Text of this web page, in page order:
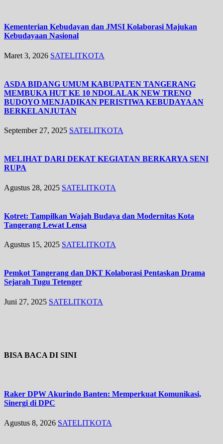
Kementerian Kebudayan dan JMSI Kolaborasi Majukan
Kebudayaan Nasional
Maret 3, 2026 SATELITKOTA
ASDA BIDANG UMUM KABUPATEN TANGERANG
MEMBUKA HUT KE 10 NDOLALAK NEW TRENO
BUDOYO MENJADIKAN PERISTIWA KEBUDAYAAN
BERKELANJUTAN
September 27, 2025 SATELITKOTA
MELIHAT DARI DEKAT KEGIATAN BERKARYA SENI
RUPA
Agustus 28, 2025 SATELITKOTA
Kotret: Tampilkan Wajah Budaya dan Modernitas Kota
Tangerang Lewat Lensa
Agustus 15, 2025 SATELITKOTA
Pemkot Tangerang dan DKT Kolaborasi Pentaskan Drama
Sejarah Tugu Tetenger
Juni 27, 2025 SATELITKOTA
BISA BACA DI SINI
Raker DPW Akurindo Banten: Memperkuat Komunikasi,
Sinergi di DPC
Agustus 8, 2026 SATELITKOTA